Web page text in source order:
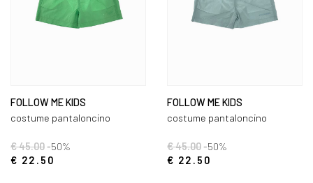
FOLLOW ME KIDS
costume pantaloncino
€ 45.00-50%
€ 22.50
FOLLOW ME KIDS
costume pantaloncino
€ 45.00-50%
€ 22.50